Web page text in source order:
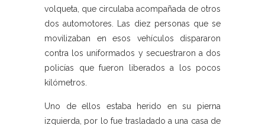
volqueta, que circulaba acompañada de otros
dos automotores. Las diez personas que se
movilizaban en esos vehículos dispararon
contra los uniformados y secuestraron a dos
policías que fueron liberados a los pocos
kilómetros.
Uno de ellos estaba herido en su pierna
izquierda, por lo fue trasladado a una casa de